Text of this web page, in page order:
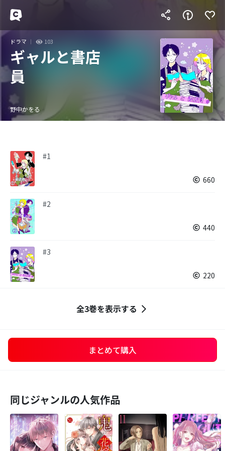
ドラマ 103
ギャルと書店
員
野中かをる
#1
660
#2
440
#3
220
全3巻を表示する
まとめて購入
同じジャンルの人気作品